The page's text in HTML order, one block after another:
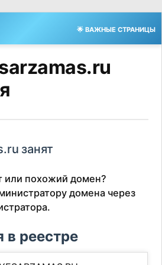
🌟 ВАЖНЫЕ СТРАНИЦЫ
занят
или похожий домен?
домена через
реестре